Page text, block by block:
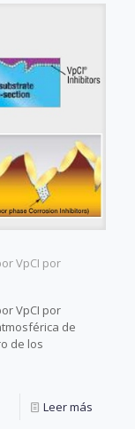
VpCI por
VpCI por
de
de los
Leer más